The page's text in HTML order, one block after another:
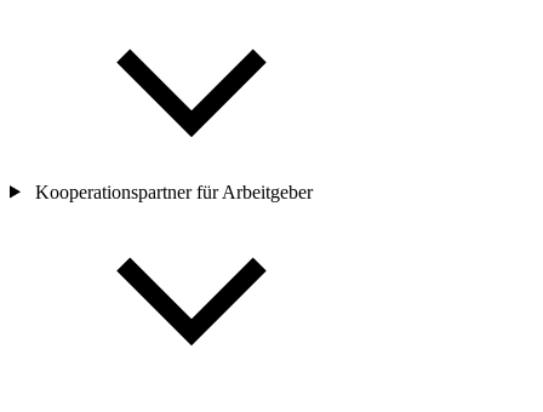
Kooperationspartner für Arbeitgeber